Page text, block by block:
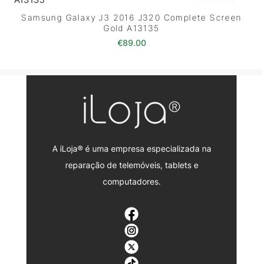
Samsung Galaxy J3 2016 J320 Complete Screen
Gold A13135
€89.00
A iLoja® é uma empresa especializada na
reparação de telemóveis, tablets e
computadores.